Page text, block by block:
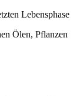
Lebensphase